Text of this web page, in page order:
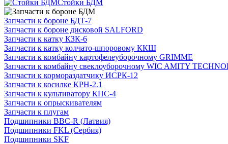
Стойки БДМ
Запчасти к бороне БДТ-7
Запчасти к бороне дисковой SALFORD
Запчасти к катку КЗК-6
Запчасти к катку колчато-шпоровому ККШ
Запчасти к комбайну картофелеуборочному GRIMME
Запчасти к комбайну свеклоуборочному WIC AMITY
Запчасти к кормораздатчику ИСРК-12
Запчасти к косилке КРН-2.1
Запчасти к культиватору КПС-4
Запчасти к опрыскивателям
Запчасти к плугам
Подшипники BBC-R (Латвия)
Подшипники FKL (Сербия)
Подшипники SKF